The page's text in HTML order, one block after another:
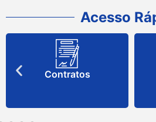
Acesso
Contratos